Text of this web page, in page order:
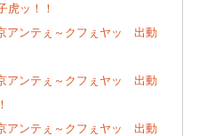
虎ッ！！
ンテぇ～クフぇヤッ 出動
ンテぇ～クフぇヤッ 出動
ンテぇ～クフぇヤッ 出動